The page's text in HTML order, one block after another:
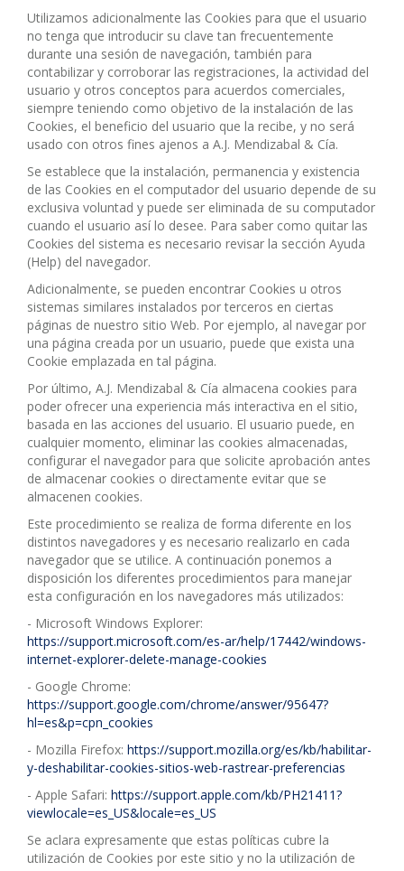
Utilizamos adicionalmente las Cookies para que el usuario
no tenga que introducir su clave tan frecuentemente
durante una sesión de navegación, también para
contabilizar y corroborar las registraciones, la actividad del
usuario y otros conceptos para acuerdos comerciales,
siempre teniendo como objetivo de la instalación de las
Cookies, el beneficio del usuario que la recibe, y no será
usado con otros fines ajenos a A.J. Mendizabal & Cía.
Se establece que la instalación, permanencia y existencia
de las Cookies en el computador del usuario depende de su
exclusiva voluntad y puede ser eliminada de su computador
cuando el usuario así lo desee. Para saber como quitar las
Cookies del sistema es necesario revisar la sección Ayuda
(Help) del navegador.
Adicionalmente, se pueden encontrar Cookies u otros
sistemas similares instalados por terceros en ciertas
páginas de nuestro sitio Web. Por ejemplo, al navegar por
una página creada por un usuario, puede que exista una
Cookie emplazada en tal página.
Por último, A.J. Mendizabal & Cía almacena cookies para
poder ofrecer una experiencia más interactiva en el sitio,
basada en las acciones del usuario. El usuario puede, en
cualquier momento, eliminar las cookies almacenadas,
configurar el navegador para que solicite aprobación antes
de almacenar cookies o directamente evitar que se
almacenen cookies.
Este procedimiento se realiza de forma diferente en los
distintos navegadores y es necesario realizarlo en cada
navegador que se utilice. A continuación ponemos a
disposición los diferentes procedimientos para manejar
esta configuración en los navegadores más utilizados:
- Microsoft Windows Explorer:
https://support.microsoft.com/es-ar/help/17442/windows-
internet-explorer-delete-manage-cookies
- Google Chrome:
https://support.google.com/chrome/answer/95647?
hl=es&p=cpn_cookies
- Mozilla Firefox: https://support.mozilla.org/es/kb/habilitar-
y-deshabilitar-cookies-sitios-web-rastrear-preferencias
- Apple Safari: https://support.apple.com/kb/PH21411?
viewlocale=es_US&locale=es_US
Se aclara expresamente que estas políticas cubre la
utilización de Cookies por este sitio y no la utilización de